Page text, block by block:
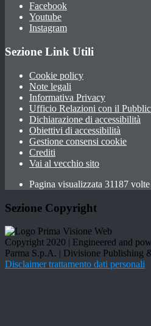
Facebook
Youtube
Instagram
Sezione Link Utili
Cookie policy
Note legali
Informativa Privacy
Ufficio Relazioni con il
Dichiarazione di accessibilità
Obiettivi di accessibilità
Gestione consensi cookie
Crediti
Vai al vecchio sito
Pagina visualizzata 31187 volte
Sezione Copyright
Copyright 2020 | Engineered and
Parma S.p.A. | Divisione Publishing
Disclaimer trattamento dati personali